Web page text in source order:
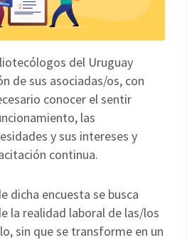
del Uruguay
de sus asociadas/os, con
conocer el sentir
las
y sus intereses y
continua.
dicha encuesta se busca
la realidad laboral de las/los
sin que se transforme en un